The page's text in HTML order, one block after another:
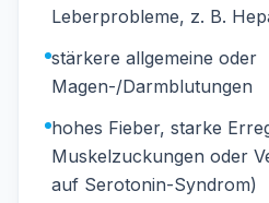
Leberprobleme, z. B.
stärkere allgemeine oder
Magen-/Darmblutungen
hohes Fieber, starke
Muskelzuckungen oder
auf Serotonin-Syndrom)